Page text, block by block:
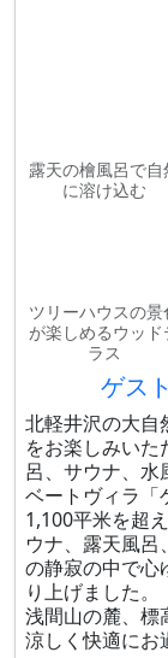
露天の檜風呂で自
に溶け込む
ツリーハウスの景
が楽しめるウッド
ラス
ゲス
北軽井沢の大自
をお楽しみい
呂、サウナ、水
ベートヴィラ「
1,100平米を超
ウナ、露天風
の静寂の中で心
り上げました。
浅間山の麓、標
涼しく快適にお